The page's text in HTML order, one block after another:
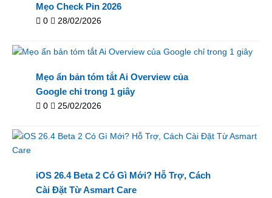
Mẹo Check Pin 2026
0 28/02/2026
Mẹo ẩn bản tóm tắt Ai Overview của
Google chỉ trong 1 giây
0 25/02/2026
iOS 26.4 Beta 2 Có Gì Mới? Hỗ Trợ, Cách
Cài Đặt Từ Asmart Care